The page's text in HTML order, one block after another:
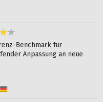
3,9 Sterne
Benchmark für
Anpassung an neue